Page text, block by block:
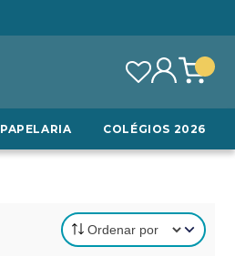
PAPELARIA COLÉGIOS 2026